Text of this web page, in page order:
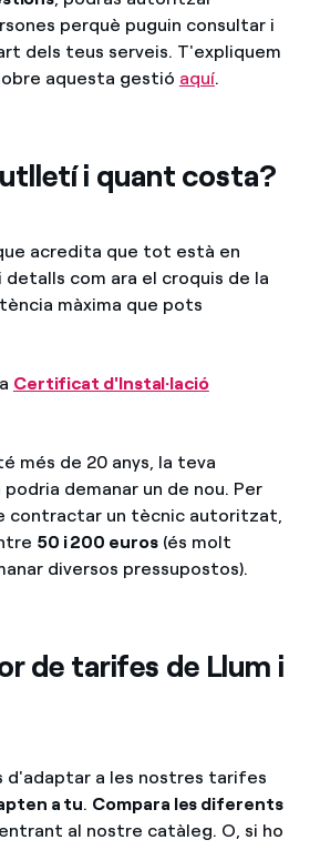
perquè puguin consultar i
dels teus serveis. T'expliquem
aquesta gestió aquí.
i quant costa?
acredita que tot està en
com ara el croquis de la
màxima que pots
Certificat d'Instal·lació
més de 20 anys, la teva
demanar un de nou. Per
contractar un tècnic autoritzat,
50 i 200 euros(és molt
diversos pressupostos).
de tarifes de Llum i
d'adaptar a les nostres tarifes
a tu. Compara les diferents
al nostre catàleg. O, si ho